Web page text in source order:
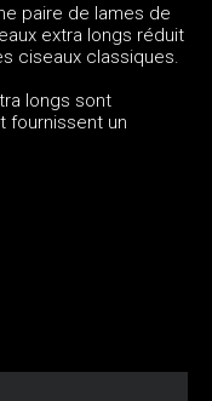
paire de lames de
extra longs réduit
ciseaux classiques.
longs sont
fournissent un